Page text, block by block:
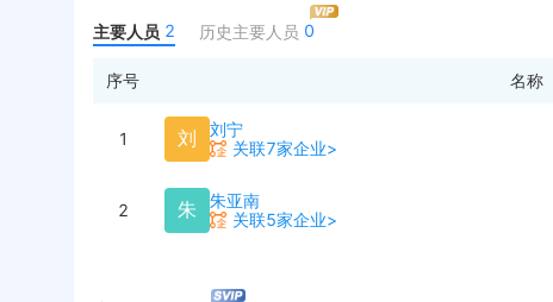
主要人员 2 历史主要人员 0
序号 名称
1 刘
刘宁
关联7家企业>
2 朱
朱亚南
关联5家企业>